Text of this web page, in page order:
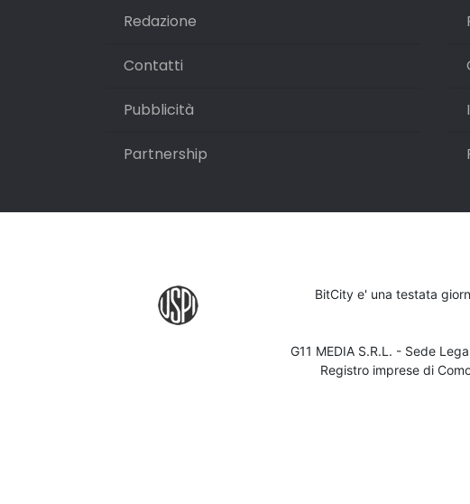
Redazione
Contatti
Pubblicità
Partnership
BitCity e' una testata
G11 MEDIA S.R.L. - Sede
Registro imprese di